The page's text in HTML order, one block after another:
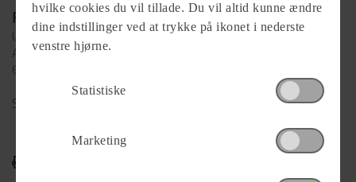
Forhandler
Ulkebøl Camping Gård
Agtoftsvej 15-17
6400 Sønderborg
Se alle
hvilke cookies du vil tillade. Du vil altid kunne ændre
dine indstillinger ved at trykke på ikonet i nederste
venstre hjørne.
Statistiske
Marketing